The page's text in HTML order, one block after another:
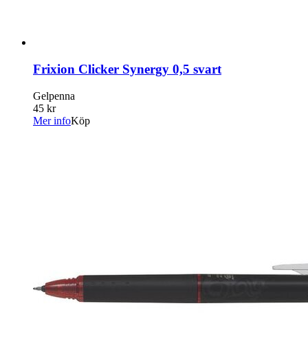
Frixion Clicker Synergy 0,5 svart
Gelpenna
45 kr
Mer infoKöp